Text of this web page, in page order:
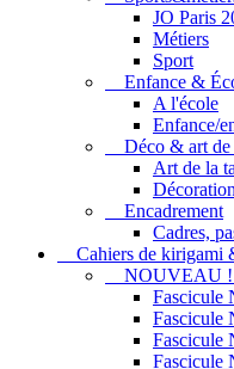
JO Paris
Métiers
Sport
Enfance &
A l'école
Enfance/
Déco & art de
Art de la
Décoration
Encadrement
Cadres,
Cahiers de kirigami
NOUVEAU !
Fascicule
Fascicule
Fascicule
Fascicule